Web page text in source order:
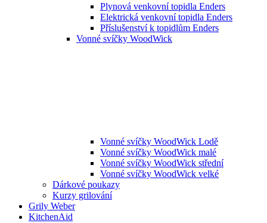
Plynová venkovní topidla Enders
Elektrická venkovní topidla Enders
Příslušenství k topidlům Enders
Vonné svíčky WoodWick
Vonné svíčky WoodWick Lodě
Vonné svíčky WoodWick malé
Vonné svíčky WoodWick střední
Vonné svíčky WoodWick velké
Dárkové poukazy
Kurzy grilování
Grily Weber
KitchenAid